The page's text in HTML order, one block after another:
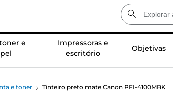
e
Impressoras e
escritório
Objetivas
e toner Tinteiro preto mate Canon PFI-4100MBK